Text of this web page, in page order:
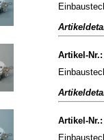
Artikel-Nr.:
Artikel-Nr.: